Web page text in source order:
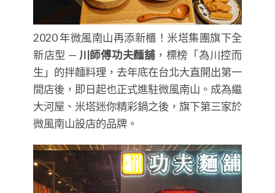
2020 年微風南山再添新櫃！米塔集團旗下全
新店型 — 川師傅功夫麵舖，標榜「為川控而
生」的拌麵料理，去年底在台北大直開出第一
間店後，即日起也正式進駐微風南山。成為繼
大河屋、米塔迷你精彩鍋之後，旗下第三家於
微風南山設店的品牌。